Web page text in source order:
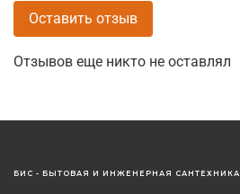
Отзывов еще никто не оставлял
Оставить отзыв
БИС - БЫТОВАЯ И ИНЖЕНЕРНАЯ САНТЕХНИКА